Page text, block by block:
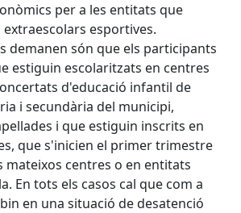
per a les entitats que
esportives.
demanen són que els participants
estiguin escolaritzats en centres
d'educació infantil de
i secundària del municipi,
i que estiguin inscrits en
que s'inicien el primer trimestre
mateixos centres o en entitats
En tots els casos cal que com a
en una situació de desatenció